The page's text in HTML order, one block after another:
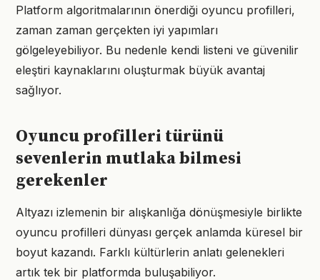
Platform algoritmalarının önerdiği oyuncu profilleri,
zaman zaman gerçekten iyi yapımları
gölgeleyebiliyor. Bu nedenle kendi listeni ve güvenilir
eleştiri kaynaklarını oluşturmak büyük avantaj
sağlıyor.
Oyuncu profilleri türünü
sevenlerin mutlaka bilmesi
gerekenler
Altyazı izlemenin bir alışkanlığa dönüşmesiyle birlikte
oyuncu profilleri dünyası gerçek anlamda küresel bir
boyut kazandı. Farklı kültürlerin anlatı gelenekleri
artık tek bir platformda buluşabiliyor.